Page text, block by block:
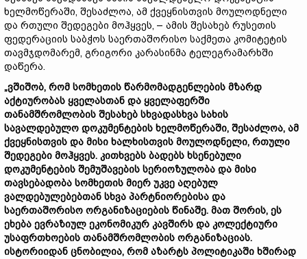
ხელმოწერაში, შესაძლოა, ამ ქვეყნისთვის მოულოდნელი
და რთული შედეგები მოჰყვეს, – ამის შესახებ რუსეთის
ფედერაციის საბჭოს საერთაშორისო საქმეთა კომიტეტის
თავმჯდომარემ, გრიგორი კარასინმა ტელეგრამარხში
დაწერა.
„ვშიშობ, რომ სომხეთის წარმომადგენლების მზარდ
აქტიურობას ყველასთან და ყველაფერში
თანამშრომლობის შესახებ სხვადასხვა სახის
სავალდებულო დოკუმენტების ხელმოწერაში, შესაძლოა, ამ
ქვეყნისთვის და მისი ხალხისთვის მოულოდნელი, რთული
შედეგები მოჰყვეს. კითხვებს ბადებს ხსენებული
დოკუმენტების შემუშავების სერიოზულობა და მისი
თავსებადობა სომხეთის მიერ უკვე აღებულ
ვალდებულებებთან სხვა პარტნიორებისა და
საერთაშორისო ორგანიზაციების წინაშე. მათ შორის, ეს
ეხება ევრაზიულ ეკონომიკურ კავშირს და კოლექტიური
უსაფრთხოების თანამშრომლობის ორგანიზაციას.
ისტორიიდან ცნობილია, რომ აზარტს პოლიტიკაში ხშირად